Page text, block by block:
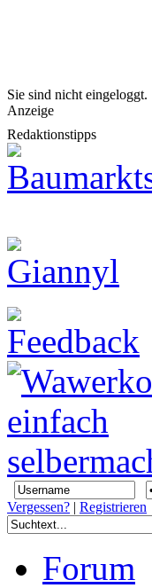
Sie sind nicht eingeloggt.
Anzeige
Redaktionstipps
Vergessen? | Registrieren
Forum